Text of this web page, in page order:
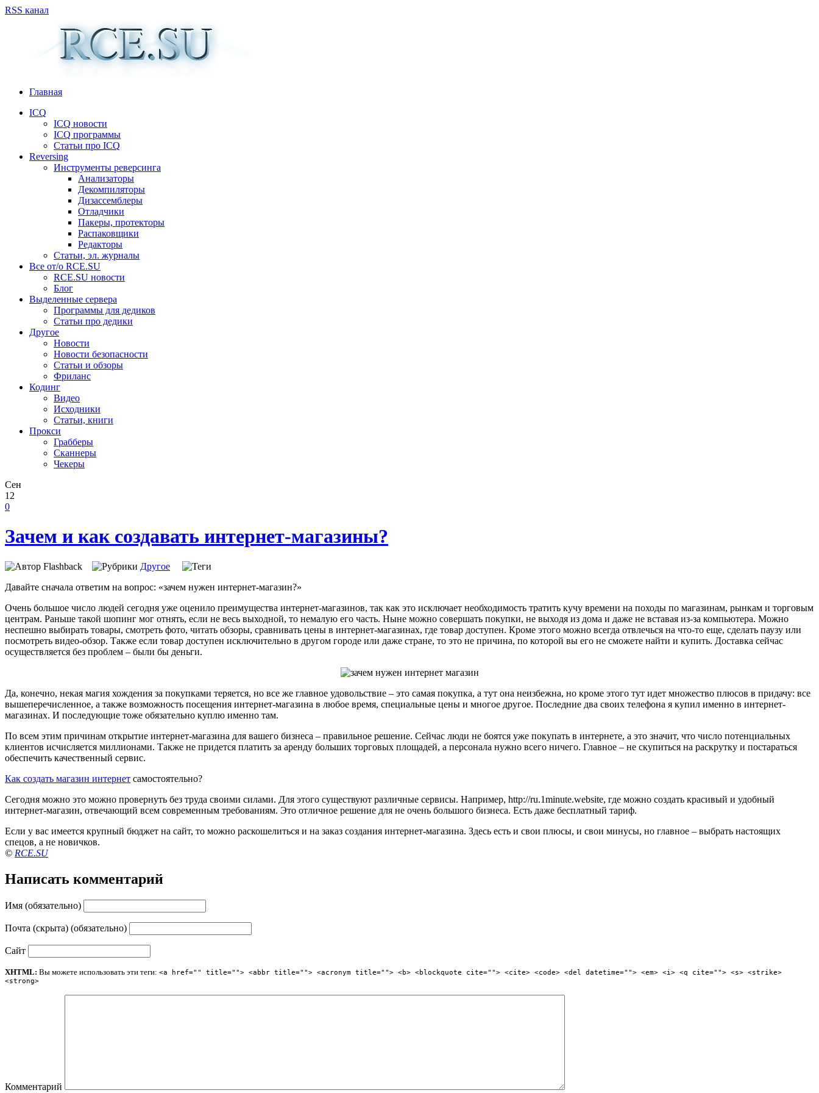
RSS канал
Главная
ICQ
ICQ новости
ICQ программы
Статьи про ICQ
Reversing
Инструменты реверсинга
Анализаторы
Декомпиляторы
Дизассемблеры
Отладчики
Пакеры, протекторы
Распаковщики
Редакторы
Статьи, эл. журналы
Все от/о RCE.SU
RCE.SU новости
Блог
Выделенные сервера
Программы для дедиков
Статьи про дедики
Другое
Новости
Новости безопасности
Статьи и обзоры
Фриланс
Кодинг
Видео
Исходники
Статьи, книги
Прокси
Грабберы
Сканнеры
Чекеры
Сен
12
0
Зачем и как создавать интернет-магазины?
Flashback
Другое
Давайте сначала ответим на вопрос: «зачем нужен интернет-магазин?»
Очень большое число людей сегодня уже оценило преимущества интернет-магазинов, так как это исключает необходимость тратить кучу времени на походы по магазинам, рынкам и торговым
центрам. Раньше такой шопинг мог отнять, если не весь выходной, то немалую его часть. Ныне можно совершать покупки, не выходя из дома и даже не вставая из-за компьютера. Можно
неспешно выбирать товары, смотреть фото, читать обзоры, сравнивать цены в интернет-магазинах, где товар доступен. Кроме этого можно всегда отвлечься на что-то еще, сделать паузу или
посмотреть видео-обзор. Также если товар доступен исключительно в другом городе или даже стране, то это не причина, по которой вы его не сможете найти и купить. Доставка сейчас
осуществляется без проблем – были бы деньги.
Да, конечно, некая магия хождения за покупками теряется, но все же главное удовольствие – это самая покупка, а тут она неизбежна, но кроме этого тут идет множество плюсов в придачу: все
вышеперечисленное, а также возможность посещения интернет-магазина в любое время, специальные цены и многое другое. Последние два своих телефона я купил именно в интернет-
магазинах. И последующие тоже обязательно куплю именно там.
По всем этим причинам открытие интернет-магазина для вашего бизнеса – правильное решение. Сейчас люди не боятся уже покупать в интернете, а это значит, что число потенциальных
клиентов исчисляется миллионами. Также не придется платить за аренду больших торговых площадей, а персонала нужно всего ничего. Главное – не скупиться на раскрутку и постараться
обеспечить качественный сервис.
Как создать магазин интернет самостоятельно?
Сегодня можно это можно провернуть без труда своими силами. Для этого существуют различные сервисы. Например, http://ru.1minute.website, где можно создать красивый и удобный
интернет-магазин, отвечающий всем современным требованиям. Это отличное решение для не очень большого бизнеса. Есть даже бесплатный тариф.
Если у вас имеется крупный бюджет на сайт, то можно раскошелиться и на заказ создания интернет-магазина. Здесь есть и свои плюсы, и свои минусы, но главное – выбрать настоящих
спецов, а не новичков.
© RCE.SU
Написать комментарий
Имя (обязательно)
Почта (скрыта) (обязательно)
Сайт
XHTML: Вы можете использовать эти теги: <a href="" title=""> <abbr title=""> <acronym title=""> <b> <blockquote cite=""> <cite> <code> <del datetime=""> <em> <i> <q cite=""> <s> <strike>
<strong>
Комментарий